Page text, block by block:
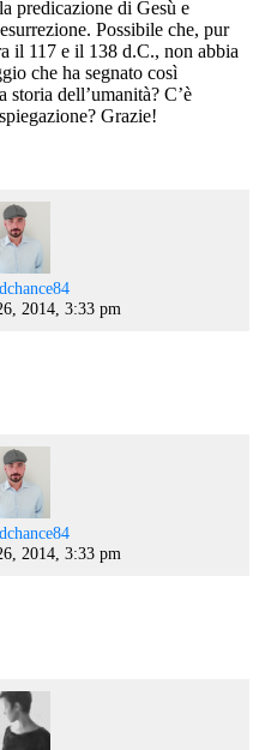
predicazione di Gesù e
Possibile che, pur
il 117 e il 138 d.C., non abbia
che ha segnato così
storia dell’umanità? C’è
Grazie!
says:
2014, 3:33 pm
says:
2014, 3:33 pm